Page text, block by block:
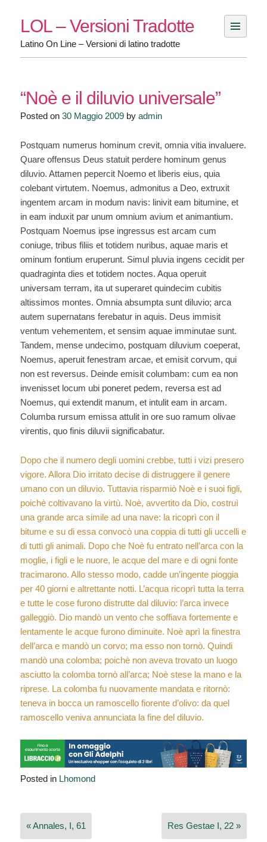
content
LOL – Versioni Tradotte
Latino On Line – Versioni di latino tradotte
“Noè e il diluvio universale”
Posted on 30 Maggio 2009by admin
Postquam numerus hominum crevit, omnia vitia invaluere.
Quare offensus Deus statuit perdere hominum genus
diluvio. Attamen pepercit Noemo et liberis eius, quia
colebant virtutem. Noemus, admonitus a Deo, extruxit
ingentem arcam in modum navis: linivit eam bitumine, et
in eam induxit par unum omnium avium et animantium.
Postquam Noemus ipse ingressus est arcam cum
coniuge, tribus filiis et totidem nuribus, aquae maris et
ominum fontium eruperunt. Simul pluvia ingens cecidit per
quadraginta dies et totidem noctes. Aqua operuit
universam terram, ita ut superaret quindecim cubitis
altissimos montes. Omnia absumpta sunt diluvio; arca
autem supernatans ferebatur in aquis. Deus immisit
ventum vehementem, et sensim aquae imminutae sunt.
Tandem, mense undecimo, postquam diluvium coeperat,
Noemus, aperuit fenestram arcae, et emisit corvum, qui
non est reversus. Deinde emisit columbam: cum ea non
invenisset locum ubi poneret pedem, reversa est ad
Noemus, qui extendit manum, et intulit eam in arcam.
Columba rursum emissa attulit in ore suo ramum olivae
virentis, quo finis diluvii significabatur.
Dopo che il numero degli uomini crebbe, tutti i vizi presero
vigore. Allora Dio irritato decise di distruggere il genere
umano con un diluvio. Tuttavia risparmiò Noè e i suoi figli,
poichè coltivavano la virtù. Noè, avvertito da Dio, costruì
una grande arca simile ad una nave: la ricoprì con il
bitume e su di essa convocò una coppia di tutti gli uccelli e
di tutti gli animali. Dopo che Noè fu entrato nell’arca con la
moglie, i figli e le nuore, le acque del mare e di ogni fonte
tracimarono. Allo stesso modo, cadde un’ingente pioggia
per 40 giorni e altrettante notti. L’acqua ricoprì tutta la terra
e tutte le cose furono distrutte dal diluvio: l’arca invece
galleggiò. Dio mandò un vento che soffiava fortemente e
lentamente le acque furono diminuite. Noè aprì la finestra
dell’arca e mandò un corvo; ma esso non tornò. Quindi
mandò una colomba; poichè non aveva trovato un luogo
asciutto la colomba tornò all’arca; Noè stese la mano e la
riprese. La colomba fu nuovamente mandata e ritornò:
teneva in bocca un ramoscello fiorente d’olivo: da quel
ramoscello veniva annunciata la fine del diluvio.
Posted in Lhomond
Navigazione
articoli
« Annales, I, 61 Res Gestae I, 22 »